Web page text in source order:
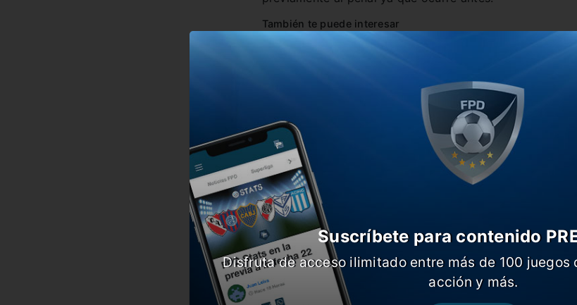
También te puede interesar
Boca tuvo su cena anual solidaria
Tarde distendida para los jugadores de River
La sorpresiva sentencia del “Chicho” Serna: “el gran
En esta nota:
#Boca #Futboleras
#Noticia
Comentarios
Dejá tu opinión acá!
Suscríbete para contenido
Disfruta de acceso ilimitado entre más de 100
acción y más.